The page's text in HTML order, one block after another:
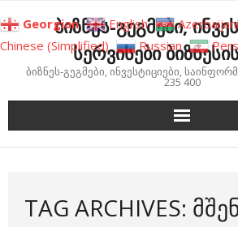
to
content
ბიზნეს-გეგმები,
სერვისები
ბიზნეს-გეგმები, ინვესტიციები,
235 400
TAG ARCHIVES:
Georgian English Azerbaijani
Chinese (Simplified)
Russian